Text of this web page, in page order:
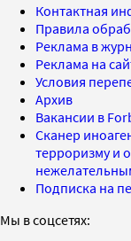
Контактная
Правила
Реклама в
Реклама на
Условия
Архив
Вакансии в
Сканер
терроризму и
Подписка на
Мы в соцсетях: